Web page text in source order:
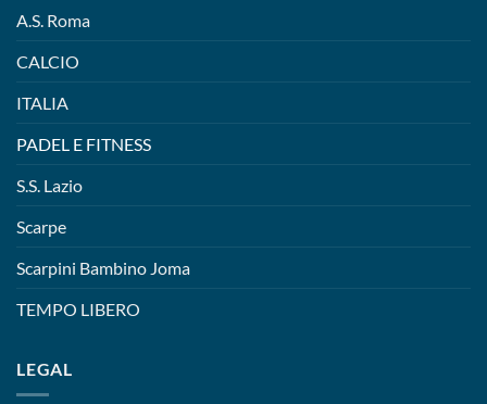
A.S. Roma
CALCIO
ITALIA
PADEL E FITNESS
S.S. Lazio
Scarpe
Scarpini Bambino Joma
TEMPO LIBERO
LEGAL